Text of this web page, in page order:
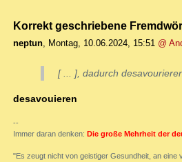
Korrekt geschriebene
neptun, Montag, 10.06.2024, 15:51 @
[ ... ], dadurch
desavouieren
--
Immer daran denken: Die große Mehrheit der
"Es zeugt nicht von geistiger Gesundheit, an eine